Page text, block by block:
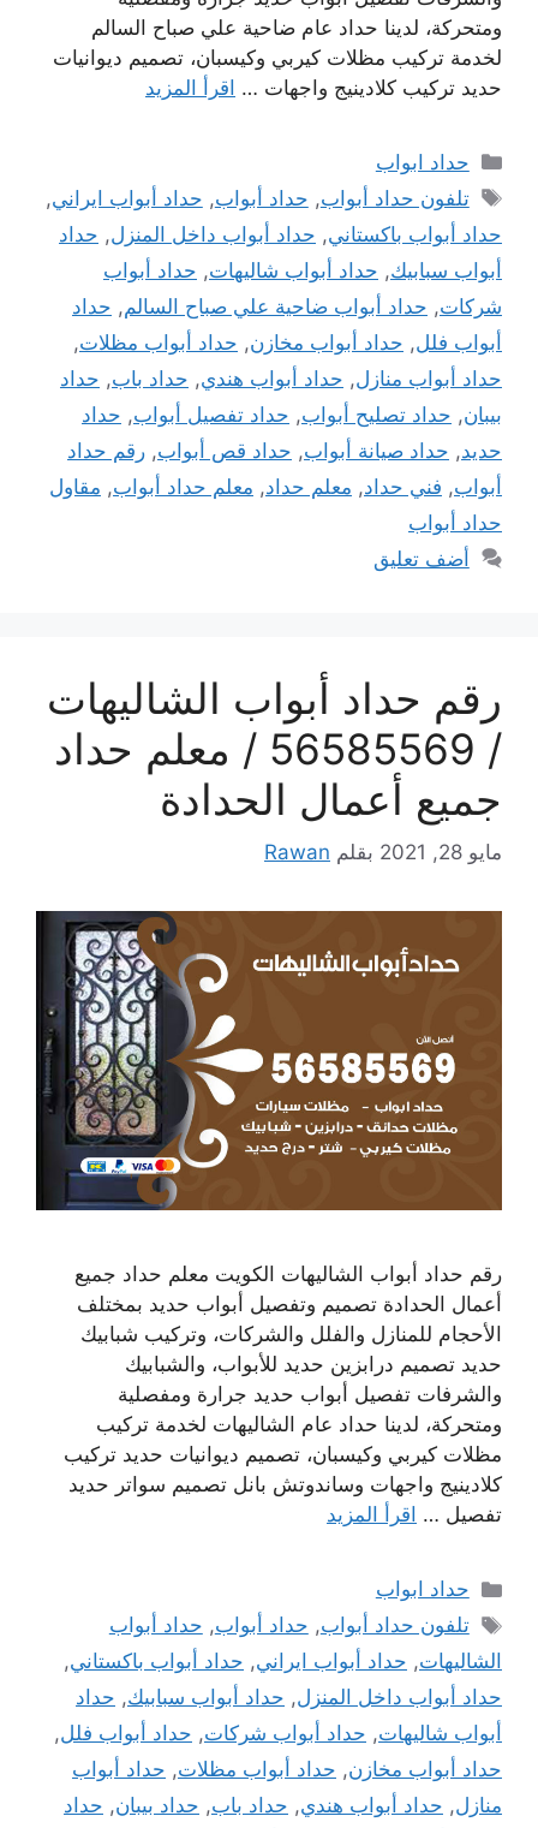
ومتحركة، لدينا حداد عام ضاحية علي صباح السالم
لخدمة تركيب مظلات كيربي وكيسبان، تصميم ديوانيات
حديد تركيب كلادينيج واجهات … اقرأ المزيد
التصنيفات
حداد ابواب
الوسوم
تلفون حداد أبواب, حداد أبواب, حداد أبواب ايراني,
حداد أبواب باكستاني, حداد أبواب داخل المنزل, حداد
أبواب سبابيك, حداد أبواب شاليهات, حداد أبواب
شركات, حداد أبواب ضاحية علي صباح السالم, حداد
أبواب فلل, حداد أبواب مخازن, حداد أبواب مظلات,
حداد أبواب منازل, حداد أبواب هندي, حداد باب, حداد
بيبان, حداد تصليح أبواب, حداد تفصيل أبواب, حداد
حديد, حداد صيانة أبواب, حداد قص أبواب, رقم حداد
أبواب, فني حداد, معلم حداد, معلم حداد أبواب, مقاول
حداد أبواب
أضف تعليق
رقم حداد أبواب الشاليهات
/ 56585569 / معلم حداد
جميع أعمال الحدادة
مايو 28, 2021 بقلم Rawan
رقم حداد أبواب الشاليهات الكويت معلم حداد جميع
أعمال الحدادة تصميم وتفصيل أبواب حديد بمختلف
الأحجام للمنازل والفلل والشركات، وتركيب شبابيك
حديد تصميم درابزين حديد للأبواب، والشبابيك
والشرفات تفصيل أبواب حديد جرارة ومفصلية
ومتحركة، لدينا حداد عام الشاليهات لخدمة تركيب
مظلات كيربي وكيسبان، تصميم ديوانيات حديد تركيب
كلادينيج واجهات وساندوتش بانل تصميم سواتر حديد
تفصيل … اقرأ المزيد
التصنيفات
حداد ابواب
الوسوم
تلفون حداد أبواب, حداد أبواب, حداد أبواب
الشاليهات, حداد أبواب ايراني, حداد أبواب باكستاني,
حداد أبواب داخل المنزل, حداد أبواب سبابيك, حداد
أبواب شاليهات, حداد أبواب شركات, حداد أبواب فلل,
حداد أبواب مخازن, حداد أبواب مظلات, حداد أبواب
منازل, حداد أبواب هندي, حداد باب, حداد بيبان, حداد